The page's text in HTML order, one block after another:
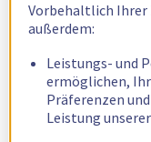
Vorbehaltlich Ihrer
außerdem:
Leistungs- und
ermöglichen,
Präferenzen
Leistung